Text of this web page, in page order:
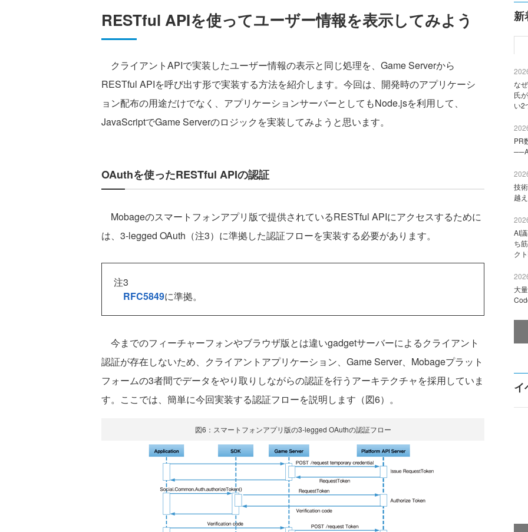
RESTful APIを使ってユーザー情報を表示してみよう
クライアントAPIで実装したユーザー情報の表示と同じ処理を、Game Serverから
RESTful APIを呼び出す形で実装する方法を紹介します。今回は、開発時のアプリケーシ
ョン配布の用途だけでなく、アプリケーションサーバーとしてもNode.jsを利用して、
JavaScriptでGame Serverのロジックを実装してみようと思います。
OAuthを使ったRESTful APIの認証
Mobageのスマートフォンアプリ版で提供されているRESTful APIにアクセスするために
は、3-legged OAuth（注3）に準拠した認証フローを実装する必要があります。
注3
RFC5849に準拠。
今までのフィーチャーフォンやブラウザ版とは違いgadgetサーバーによるクライアント
認証が存在しないため、クライアントアプリケーション、Game Server、Mobageプラット
フォームの3者間でデータをやり取りしながらの認証を行うアーキテクチャを採用していま
す。ここでは、簡単に今回実装する認証フローを説明します（図6）。
図6：スマートフォンアプリ版の3-legged OAuthの認証フロー
新
な
氏
い2
PR
技
越
AI
ち
ク
大
イ